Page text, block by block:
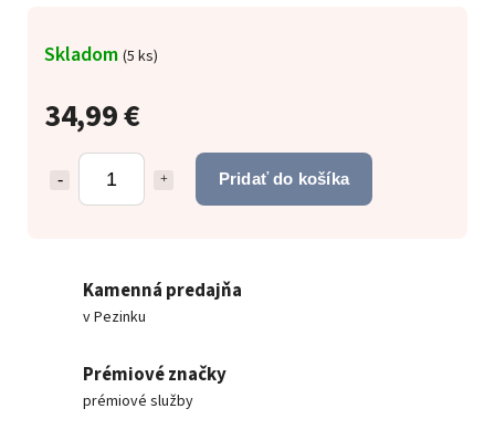
34,99 €
Pridať do košíka
Skladom (5 ks)
Kamenná predajňa
v Pezinku
Prémiové značky
prémiové služby